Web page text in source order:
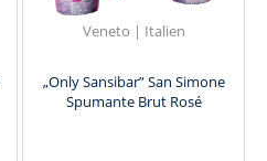
Veneto | Italien
„Only Sansibar” San Simone
Spumante Brut Rosé